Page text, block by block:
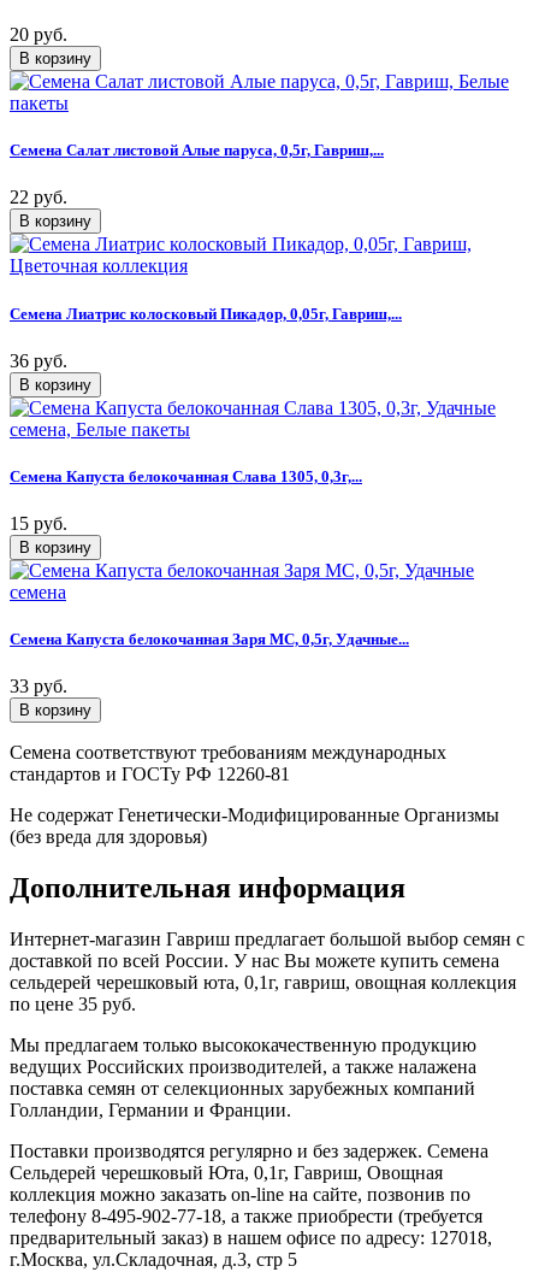
20 руб.
Семена Салат листовой Алые паруса, 0,5г, Гавриш,...
22 руб.
Семена Лиатрис колосковый Пикадор, 0,05г, Гавриш,...
36 руб.
Семена Капуста белокочанная Слава 1305, 0,3г,...
15 руб.
Семена Капуста белокочанная Заря МС, 0,5г, Удачные...
33 руб.
Семена соответствуют требованиям международных
стандартов и ГОСТу РФ 12260-81
Не содержат Генетически-Модифицированные Организмы
(без вреда для здоровья)
Дополнительная информация
Интернет-магазин Гавриш предлагает большой выбор семян с
доставкой по всей России. У нас Вы можете купить семена
сельдерей черешковый юта, 0,1г, гавриш, овощная коллекция
по цене 35 руб.
Мы предлагаем только высококачественную продукцию
ведущих Российских производителей, а также налажена
поставка семян от селекционных зарубежных компаний
Голландии, Германии и Франции.
Поставки производятся регулярно и без задержек. Семена
Сельдерей черешковый Юта, 0,1г, Гавриш, Овощная
коллекция можно заказать on-line на сайте, позвонив по
телефону 8-495-902-77-18, а также приобрести (требуется
предварительный заказ) в нашем офисе по адресу: 127018,
г.Москва, ул.Складочная, д.3, стр 5